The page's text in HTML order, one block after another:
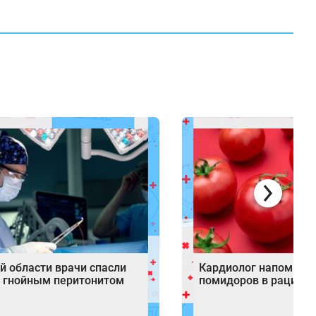
области врачи спасли
гнойным перитонитом
Кардиолог напомнил
помидоров в рационе